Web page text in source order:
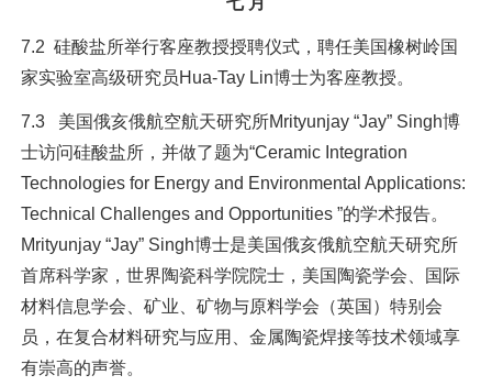
7.2 硅酸盐所举行客座教授授聘仪式，聘任美国橡树岭国
家实验室高级研究员Hua-Tay Lin博士为客座教授。
7.3 美国俄亥俄航空航天研究所Mrityunjay “Jay” Singh博
士访问硅酸盐所，并做了题为“Ceramic Integration
Technologies for Energy and Environmental Applications:
Technical Challenges and Opportunities ”的学术报告。
Mrityunjay “Jay” Singh博士是美国俄亥俄航空航天研究所
首席科学家，世界陶瓷科学院院士，美国陶瓷学会、国际
材料信息学会、矿业、矿物与原料学会（英国）特别会
员，在复合材料研究与应用、金属陶瓷焊接等技术领域享
有崇高的声誉。